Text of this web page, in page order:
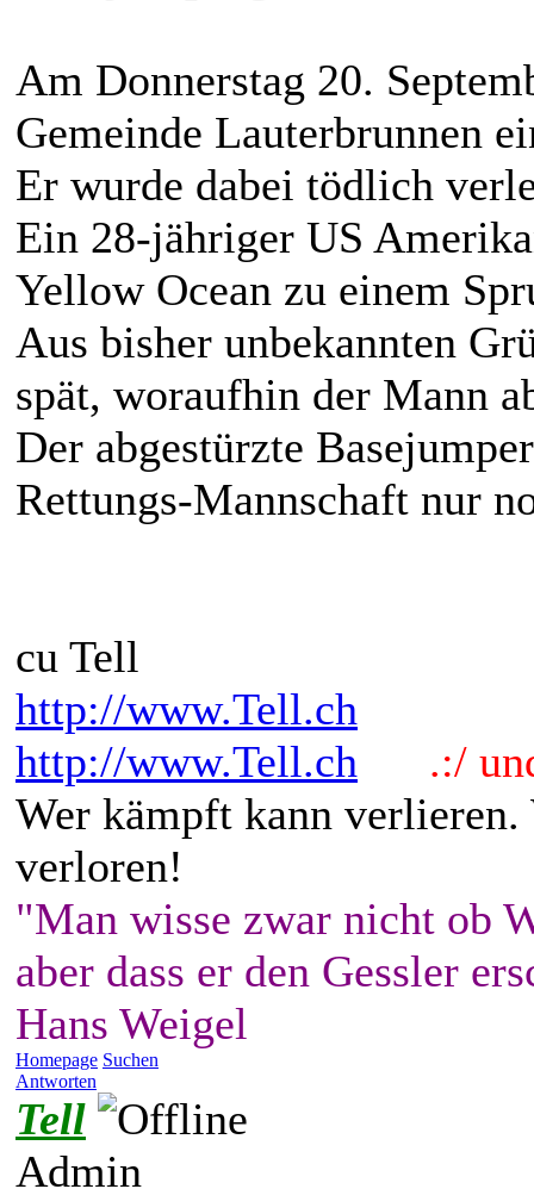
Am Donnerstag 20.
Gemeinde Lauterbrunnen
Er wurde dabei tödlich
Ein 28-jähriger US
Yellow Ocean zu einem
Aus bisher unbekannten
spät, woraufhin der Mann
Der abgestürzte
Rettungs-Mannschaft nur
cu Tell
http://www.Tell.ch
http://www.Tell.ch
.:/
Wer kämpft kann
verloren!
"Man wisse zwar nicht ob
aber dass er den Gessler
Hans Weigel
Homepage Suchen
Antworten
Tell
Admin